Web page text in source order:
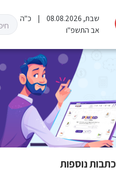
שבת, 08.08.2026
כ"ה
אב התשפ"ו
כתבות נוספות